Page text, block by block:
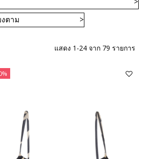
งตาม
แสดง 1-24 จาก 79 รายการ